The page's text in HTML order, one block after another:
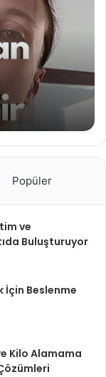
Popüler
ve
Buluşturuyor
İçin Beslenme
Kilo Alamama